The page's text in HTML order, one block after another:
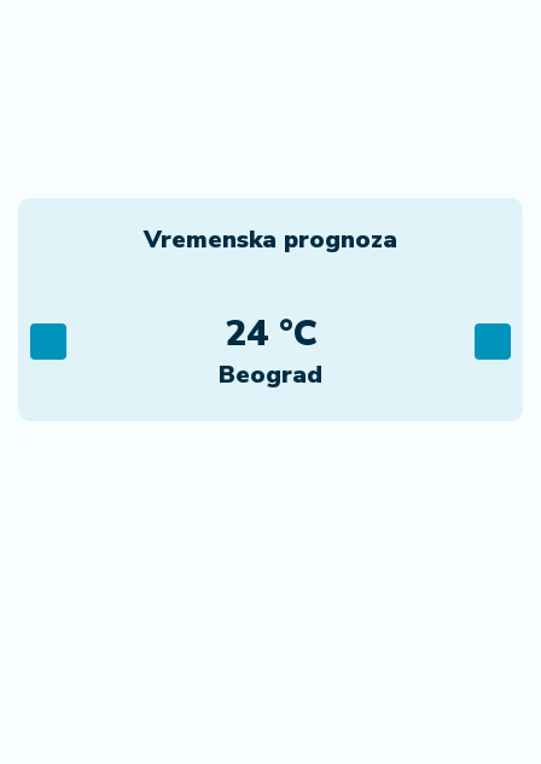
Vremenska prognoza
Beograd
24 °C